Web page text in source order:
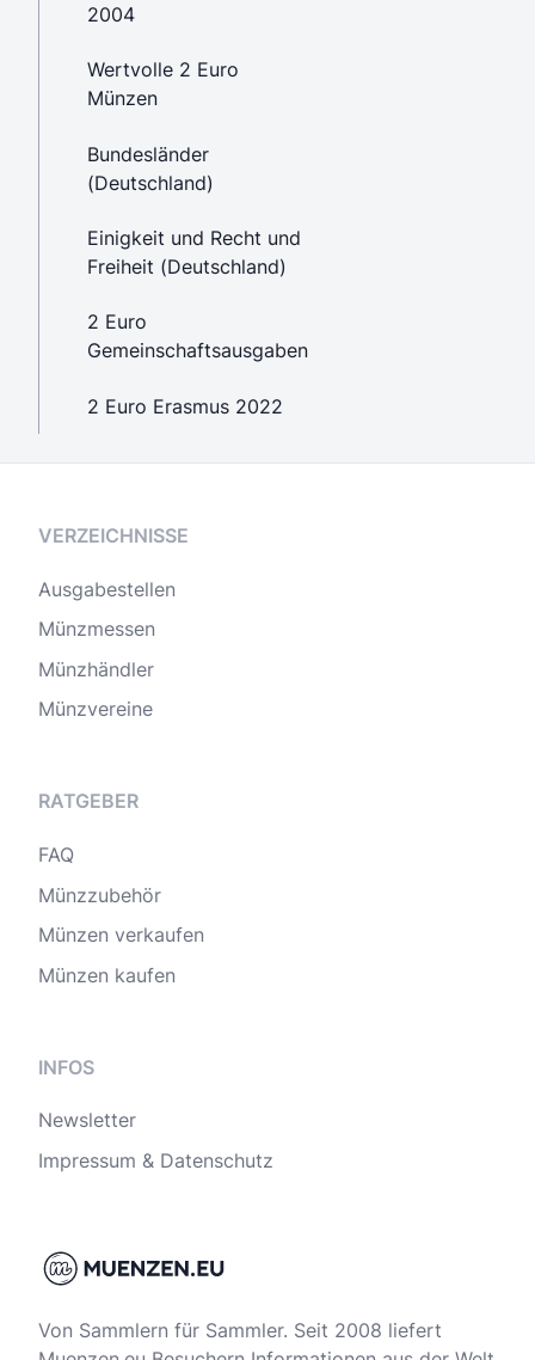
2004
Wertvolle 2 Euro
Münzen
Bundesländer
(Deutschland)
Einigkeit und Recht und
Freiheit (Deutschland)
2 Euro
Gemeinschaftsausgaben
2 Euro Erasmus 2022
Von Sammlern für Sammler. Seit 2008 liefert
VERZEICHNISSE
Ausgabestellen
Münzmessen
Münzhändler
Münzvereine
RATGEBER
FAQ
Münzzubehör
Münzen verkaufen
Münzen kaufen
INFOS
Newsletter
Impressum & Datenschutz